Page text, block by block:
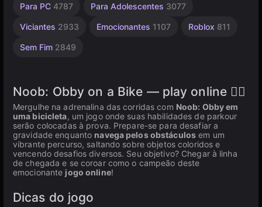
Para PC 4787 Para Adolescentes 3077
Viciantes 2933 Emocionantes 1107 Roblox 811
Sem Fim 2849
Obstáculos
Salto
Agilidade
Mesa e
5173
De 1
4120
Corrida
Moto
Alta
3572
Navegador
Unity
3177
67
70
Noob: Obby on a Bike — play online 🚴‍♂️
Mergulhe na adrenalina das corridas com Noob: Obby em
uma bicicleta, um jogo onde suas habilidades de parkour
serão colocadas à prova. Prepare-se para desafiar a
gravidade enquanto navega pelos obstáculos em um
vibrante percurso, saltando sobre objetos coloridos e
vencendo desafios diversos. Seu objetivo? Chegar à linha
de chegada e se coroar como o campeão deste
emocionante jogo online!
Dicas do jogo